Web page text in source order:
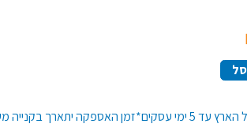
יתארך בקנייה מעל 50 יח' מפריט